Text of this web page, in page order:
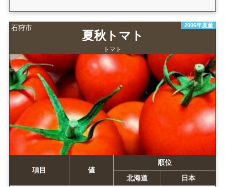
石狩市 2006年度産
夏秋トマト
トマト
項目 値
順位
北海道
日本